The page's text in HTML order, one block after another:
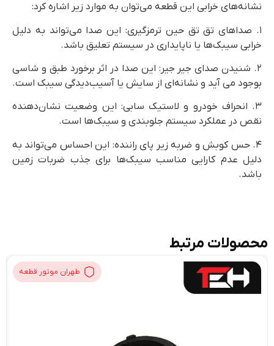
خرابی این قطعه می‌توان به موارد زیر اشاره کرد:
صداهای تق تق حین ترمزگیری: این صدا می‌تواند به دلیل
سیبک‌ها یا ناپایداری در سیستم تعلیق باشد.
شنیدن صدای جیر جیر: این صدا در اثر برخورد طبق و شاسی
می آید و نشانه‌ای از سایش یا آسیب‌دیدگی سیبک است.
انحراف خودرو و لاستیک سابی: این وضعیت نشان‌دهنده
در عملکرد سیستم جلوبندی و سیبک‌ها است.
حس کوبش و ضربه زیر پای راننده: این احساس می‌تواند به
عدم کارایی مناسب سیبک‌ها برای جذب ضربات زمین
مرتبط
طهران موتور قطعه